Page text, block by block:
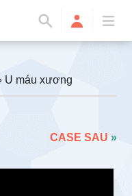
U máu xương
CASE SAU »